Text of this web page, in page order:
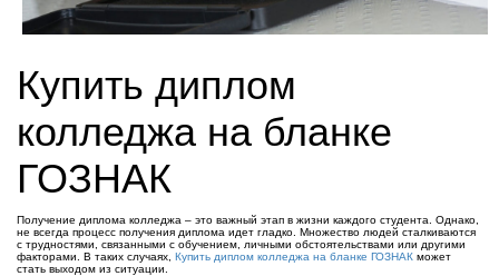
Купить диплом
колледжа на бланке
ГОЗНАК
Получение диплома колледжа – это важный этап в жизни каждого студента. Однако,
не всегда процесс получения диплома идет гладко. Множество людей сталкиваются
с трудностями, связанными с обучением, личными обстоятельствами или другими
факторами. В таких случаях, Купить диплом колледжа на бланке ГОЗНАК может
стать выходом из ситуации.